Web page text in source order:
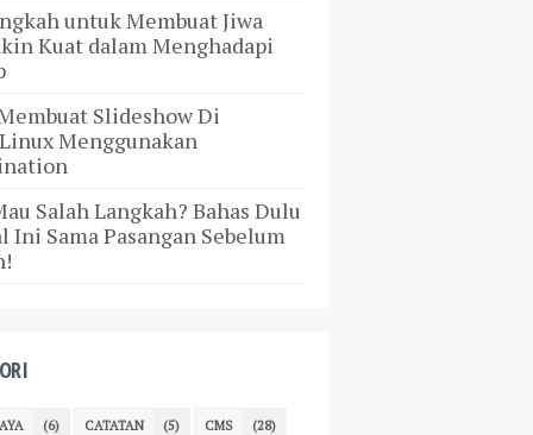
untuk Membuat Jiwa
Kuat dalam Menghadapi
Slideshow Di
Menggunakan
Salah Langkah? Bahas Dulu
Ini Sama Pasangan Sebelum
(6) CATATAN (5) CMS (28)